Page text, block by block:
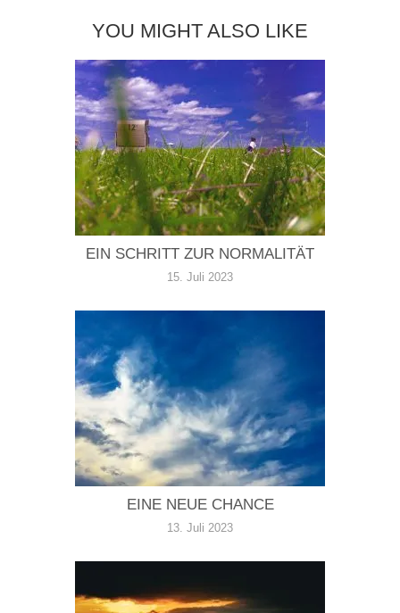
YOU MIGHT ALSO LIKE
EIN SCHRITT ZUR NORMALITÄT
15. Juli 2023
EINE NEUE CHANCE
13. Juli 2023